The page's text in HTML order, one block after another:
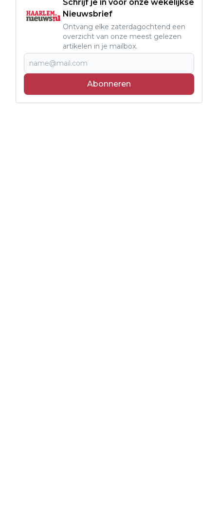
Schrijf je in voor onze wekelijkse
Nieuwsbrief
Ontvang elke zaterdagochtend een
overzicht van onze meest gelezen
artikelen in je mailbox.
Abonneren